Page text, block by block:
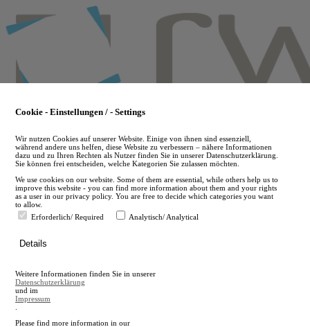
to
main
en
A
A
Cookie - Einstellungen / - Settings
Wir nutzen Cookies auf unserer Website. Einige von ihnen sind essenziell,
während andere uns helfen, diese Website zu verbessern – nähere Informationen
dazu und zu Ihren Rechten als Nutzer finden Sie in unserer Datenschutzerklärung.
Sie können frei entscheiden, welche Kategorien Sie zulassen möchten.
We use cookies on our website. Some of them are essential, while others help us to
improve this website - you can find more information about them and your rights
as a user in our privacy policy. You are free to decide which categories you want
to allow.
Erforderlich/ Required
Analytisch/ Analytical
Details
Weitere Informationen finden Sie in unserer
Datenschutzerklärung
und im
Impressum
Please find more information in our